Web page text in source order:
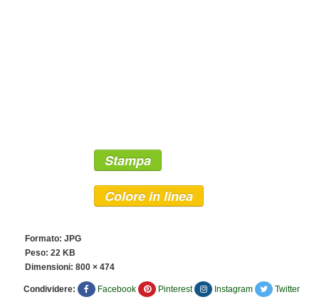
Stampa
Colore in linea
Formato: JPG
Peso: 22 KB
Dimensioni: 800 × 474
Condividere: Facebook Pinterest Instagram Twitter